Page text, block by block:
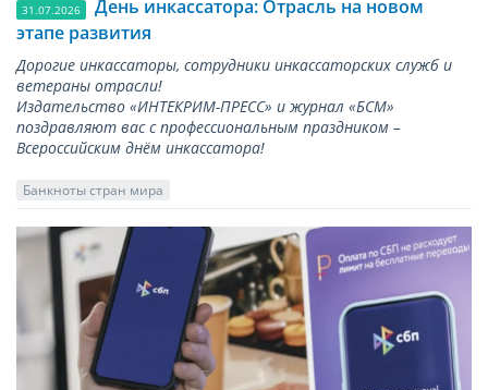
31.07.2026
День инкассатора: Отрасль на новом
этапе развития
Дорогие инкассаторы, сотрудники инкассаторских служб и
ветераны отрасли!
Издательство «ИНТЕКРИМ-ПРЕСС» и журнал «БСМ»
поздравляют вас с профессиональным праздником –
Всероссийским днём инкассатора!
Банкноты стран мира